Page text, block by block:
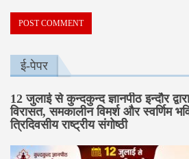
ई-पेपर
12 जुलाई से कुन्दकुन्द ज्ञानपीठ इन्दौर
विरासत, समकालीन विमर्श और स्वर्णिम
त्रिदिवसीय राष्ट्रीय संगोष्ठी